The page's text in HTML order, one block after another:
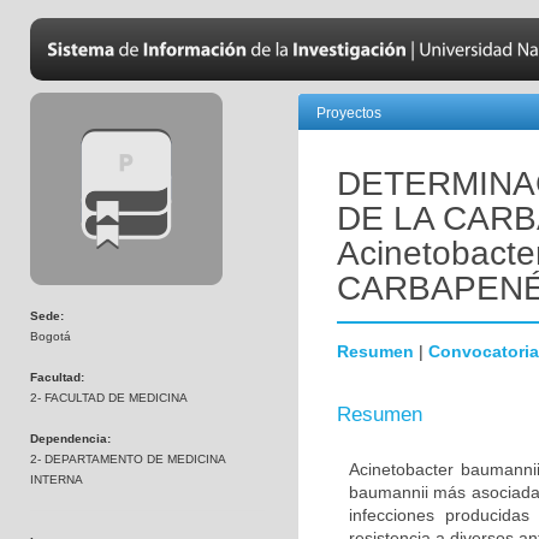
Sede:
Bogotá
Facultad:
2- FACULTAD DE MEDICINA
Dependencia:
2- DEPARTAMENTO DE MEDICINA
INTERNA
Proyectos
DE LA
Resumen | Convocatoria
Resumen
Acinetobacter
baumannii más
infecciones